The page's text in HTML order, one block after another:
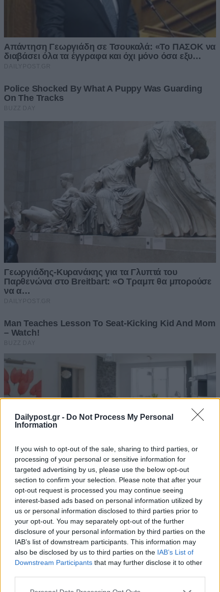
Dailypost.gr - Do Not Process My Personal
Information
If you wish to opt-out of the sale, sharing to third parties, or
processing of your personal or sensitive information for
targeted advertising by us, please use the below opt-out
section to confirm your selection. Please note that after your
opt-out request is processed you may continue seeing
interest-based ads based on personal information utilized by
us or personal information disclosed to third parties prior to
your opt-out. You may separately opt-out of the further
disclosure of your personal information by third parties on the
IAB’s list of downstream participants. This information may
also be disclosed by us to third parties on the IAB’s List of
Downstream Participants that may further disclose it to other
ΜΠΟΡΕΙ ΝΑ ΣΑΣ ΕΝΔΙΑΦΕΡΕΙ